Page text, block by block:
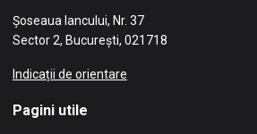
Șoseaua Iancului, Nr. 37
Sector 2, București, 021718
Indicații de orientare
Pagini utile